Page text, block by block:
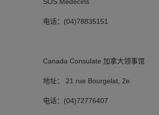
电话：(04)78835151
Canada Consulate 加拿大领事馆
地址： 21 rue Bourgelat, 2e
电话：(04)72776407